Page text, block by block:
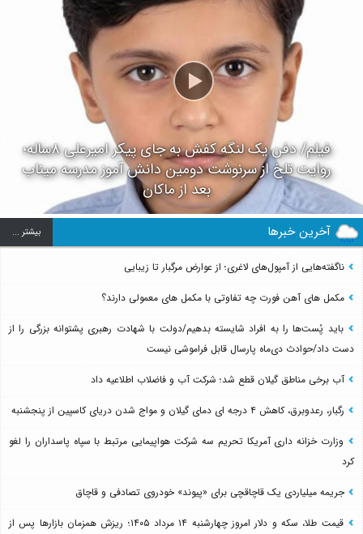
فیلم/ دفن یک لنگه کفش به جای پیکر امیرعلی ۸ساله؛
روایت تلخ از سرنوشت دومین دانش آموز مدرسه میناب
بعد از ماکان
آخرین خبرها بيشتر ...
ناگفته‌هایی از آمپول‌های لاغری؛ از عوارض مرگبار تا زیبایی
مکمل های آهن فورت چه تفاوتی با مکمل های معمولی دارند؟
باید پُست‌ها را به افراد شایسته بدهیم/دولت با شهادت رهبری پشتوانه بزرگی را از
دست داد/حوادث دی‌ماه پارسال قابل فراموشی نیست
آب برخی مناطق گیلان قطع شد؛ شرکت آب و فاضلاب اطلاعیه داد
رگبار، رعدوبرق، کاهش ۴ درجه ای دمای گیلان و مواج شدن دریای کاسپین از پنجشنبه
وزارت خزانه داری آمریکا تحریم سه شرکت هواپیمایی مرتبط با سپاه پاسداران را لغو
کرد
جریمه میلیاردی یک قاچاقچی برای «پیوند» خودروی تصادفی و قاچاق
قیمت طلا، سکه و دلار امروز چهارشنبه ۱۴ مرداد ۱۴۰۵؛ ریزش همزمان بازارها پس از